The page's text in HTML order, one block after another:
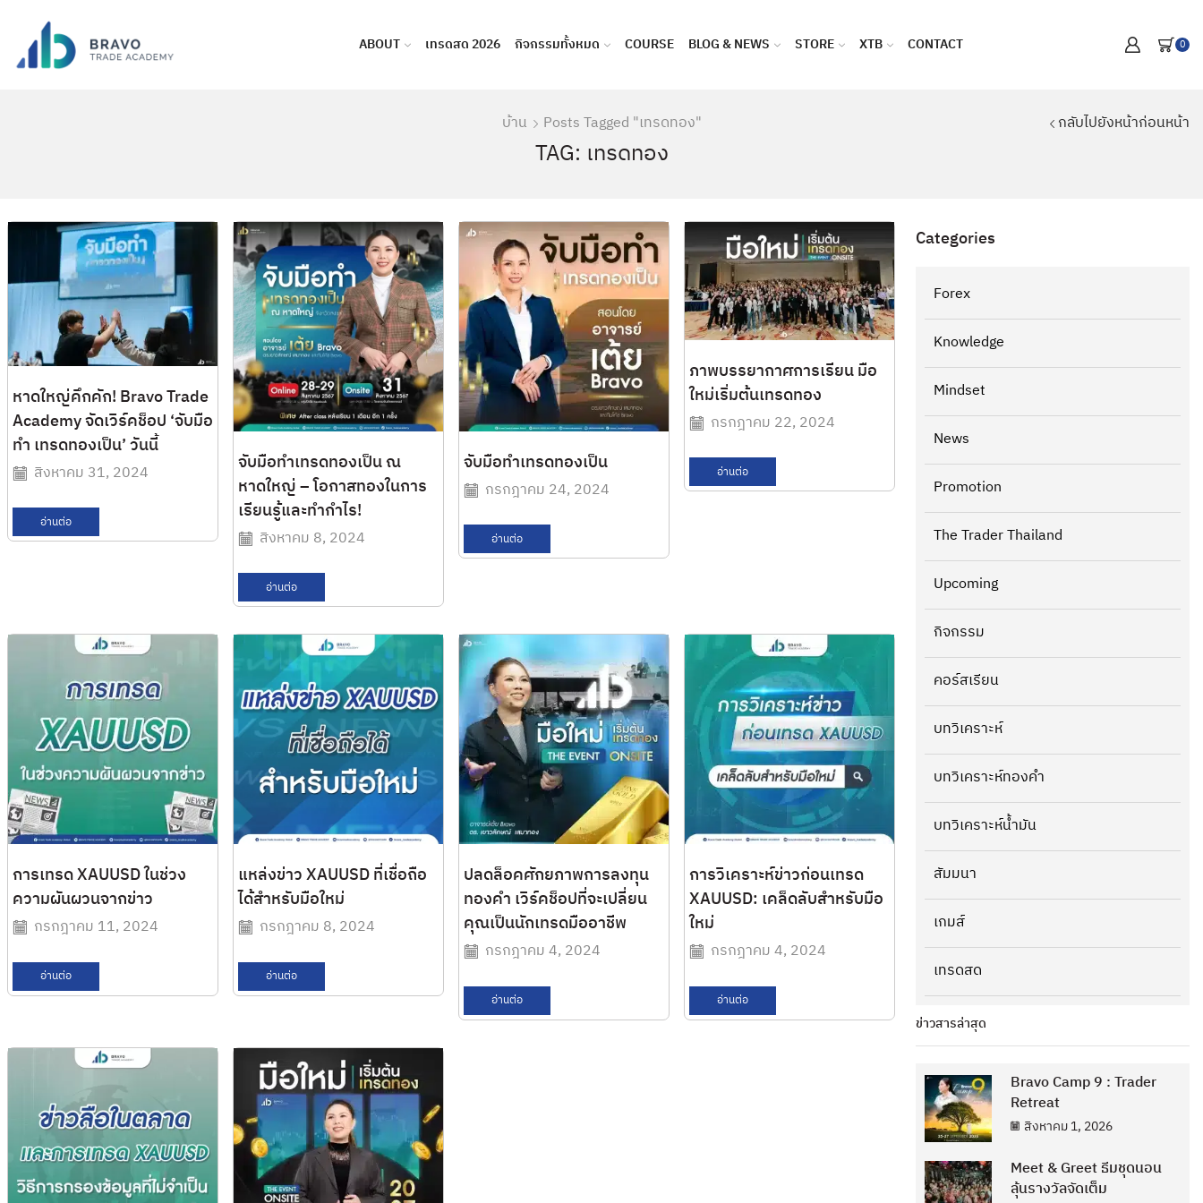
ABOUT เทรดสด 2026 กิจกรรมทั้งหมด COURSE BLOG & NEWS STORE XTB CONTACT 0
กลับไปยังหน้าก่อนหน้า
บ้าน Posts Tagged "เทรดทอง"
TAG: เทรดทอง
หาดใหญ่คึกคัก! Bravo Trade
Academy จัดเวิร์คช็อป ‘จับมือ
ทำ เทรดทองเป็น’ วันนี้
สิงหาคม 31, 2024
อ่านต่อ
จับมือทำเทรดทองเป็น ณ
หาดใหญ่ – โอกาสทองในการ
เรียนรู้และทำกำไร!
สิงหาคม 8, 2024
อ่านต่อ
จับมือทำเทรดทองเป็น
กรกฎาคม 24, 2024
อ่านต่อ
ภาพบรรยากาศการเรียน มือ
ใหม่เริ่มต้นเทรดทอง
กรกฎาคม 22, 2024
อ่านต่อ
การเทรด XAUUSD ในช่วง
ความผันผวนจากข่าว
กรกฎาคม 11, 2024
อ่านต่อ
แหล่งข่าว XAUUSD ที่เชื่อถือ
ได้สำหรับมือใหม่
กรกฎาคม 8, 2024
อ่านต่อ
ปลดล็อคศักยภาพการลงทุน
ทองคำ เวิร์คช็อปที่จะเปลี่ยน
คุณเป็นนักเทรดมืออาชีพ
กรกฎาคม 4, 2024
อ่านต่อ
การวิเคราะห์ข่าวก่อนเทรด
XAUUSD: เคล็ดลับสำหรับมือ
ใหม่
กรกฎาคม 4, 2024
อ่านต่อ
Categories
Forex
Knowledge
Mindset
News
Promotion
The Trader Thailand
Upcoming
กิจกรรม
คอร์สเรียน
บทวิเคราะห์
บทวิเคราะห์ทองคำ
บทวิเคราะห์น้ำมัน
สัมมนา
เกมส์
เทรดสด
ข่าวสารล่าสุด
Bravo Camp 9 : Trader
Retreat
สิงหาคม 1, 2026
Meet & Greet ธีมชุดนอน
ลุ้นรางวัลจัดเต็ม